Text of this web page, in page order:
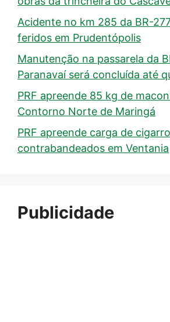
Acidente no km 285 da BR-
feridos em Prudentópolis
Manutenção na passarela da
Paranavaí será concluída até
PRF apreende 85 kg de
Contorno Norte de Maringá
PRF apreende carga de
contrabandeados em Ventania
Publicidade